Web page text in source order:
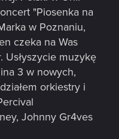
"Piosenka na
w Poznaniu,
czeka na Was
Usłyszycie muzykę
3 w nowych,
orkiestry i
Johnny Gr4ves